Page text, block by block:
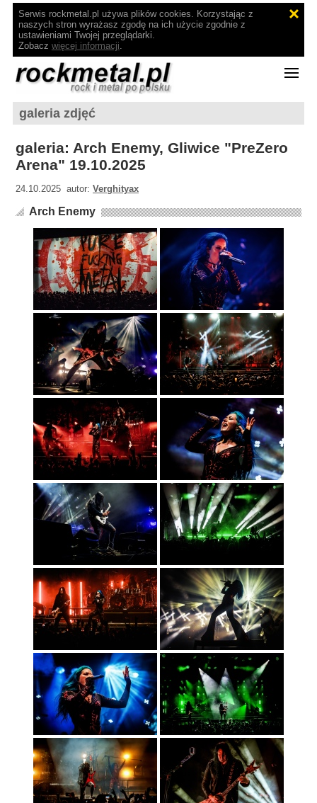
Serwis rockmetal.pl używa plików cookies. Korzystając z
naszych stron wyrażasz zgodę na ich użycie zgodnie z
ustawieniami Twojej przeglądarki.
Zobacz więcej informacji.
galeria zdjęć
galeria: Arch Enemy, Gliwice "PreZero
Arena" 19.10.2025
24.10.2025 autor:Verghityax
Arch Enemy